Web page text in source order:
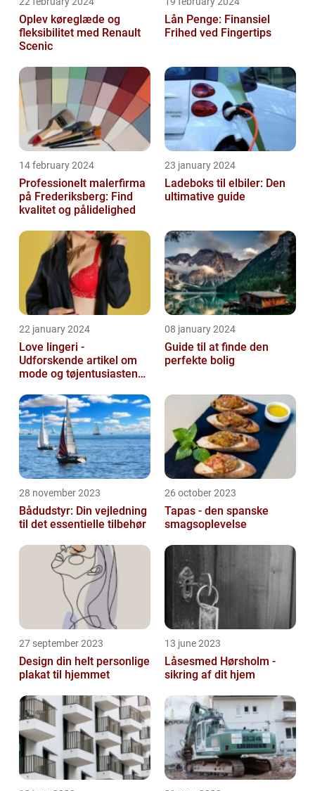
Oplev køreglæde og
fleksibilitet med Renault
Scenic
Lån Penge: Finansiel
Frihed ved Fingertips
14 february 2024
Professionelt malerfirma
på Frederiksberg: Find
kvalitet og pålidelighed
23 january 2024
Ladeboks til elbiler: Den
ultimative guide
22 january 2024
Love lingeri -
Udforskende artikel om
mode og tøjentusiastens
08 january 2024
Guide til at finde den
perfekte bolig
28 november 2023
Bådudstyr: Din vejledning
til det essentielle tilbehør
26 october 2023
Tapas - den spanske
smagsoplevelse
27 september 2023
Design din helt personlige
plakat til hjemmet
13 june 2023
Låsesmed Hørsholm -
sikring af dit hjem